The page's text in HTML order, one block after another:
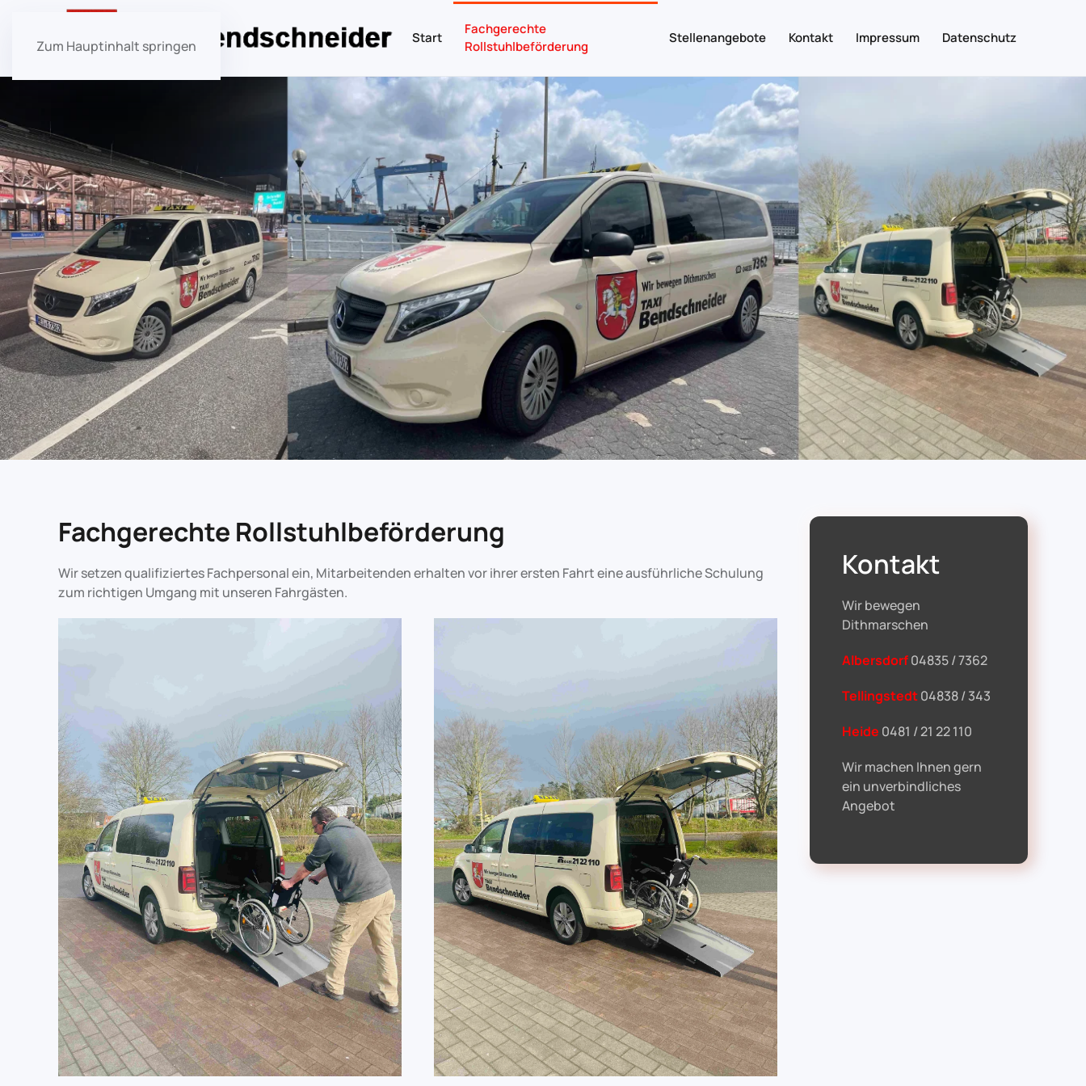
Zum Hauptinhalt springen Start
Fachgerechte
Rollstuhlbeförderung
Stellenangebote Kontakt Impressum Datenschutz
Fachgerechte Rollstuhlbeförderung
Wir setzen qualifiziertes Fachpersonal ein, Mitarbeitenden erhalten vor ihrer ersten Fahrt eine ausführliche Schulung
zum richtigen Umgang mit unseren Fahrgästen.
Kontakt
Wir bewegen
Dithmarschen
Albersdorf04835 / 7362
Tellingstedt04838 / 343
Heide 0481 / 21 22 110
Wir machen Ihnen gern
ein unverbindliches
Angebot